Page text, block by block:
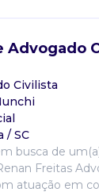
Advogado
Civilista
/ SC
busca de
Freitas
atuação em